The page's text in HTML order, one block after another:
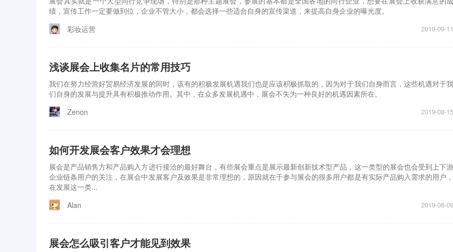
绩，宣传工作一定要做到位，企业不管大小，都会选择一些适合自身的宣传渠道，来提高自身企业的曝光度。
彩妆运营
2019-09-11
浅谈展会上收集名片的常用技巧
我们在努力经营好贸易经济发展的同时，该有的积极发展机遇我们也是应该积极抓取的，因为对于我们自身而言，这些机遇对于我
们自身的发展与提升具有积极推动作用。其中，在众多发展机遇中，展会不失为一种良好的机遇因素所在。
Zenon
2019-08-15
如何开发展会客户效果才会理想
展会是产品销售方和产品购入方进行接洽的最好舞台，有些展会重点是展示最新创新技术型产品，这一类型的展会也会受到上下游
企业链条用户的关注，在展会中发展客户及效果是非常理想的，原因就在于参与展会的很多用户都是有实际产品购入需求的用户，
在发展这一类...
Alan
2019-08-09
展会怎么吸引客户才能见到效果